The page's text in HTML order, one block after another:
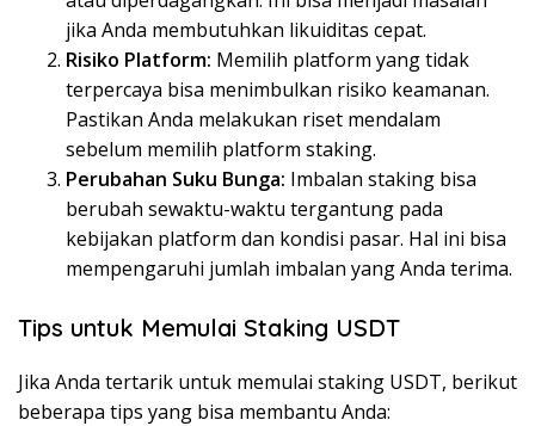
jika Anda membutuhkan likuiditas cepat.
Risiko Platform: Memilih platform yang tidak
terpercaya bisa menimbulkan risiko keamanan.
Pastikan Anda melakukan riset mendalam
sebelum memilih platform staking.
Perubahan Suku Bunga: Imbalan staking bisa
berubah sewaktu-waktu tergantung pada
kebijakan platform dan kondisi pasar. Hal ini bisa
mempengaruhi jumlah imbalan yang Anda terima.
Tips untuk Memulai Staking USDT
Jika Anda tertarik untuk memulai staking USDT, berikut
beberapa tips yang bisa membantu Anda: